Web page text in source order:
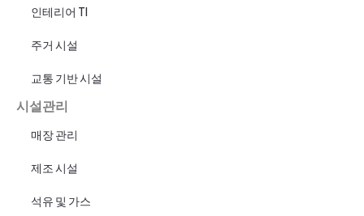
인테리어 TI
주거 시설
교통 기반 시설
시설관리
매장 관리
제조 시설
석유 및 가스